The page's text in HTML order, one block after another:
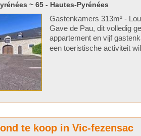
~ 65 - Hautes-Pyrénées
Gastenkamers 313m² -
Gave de Pau, dit volledig
appartement en vijf
een toeristische activiteit
te koop in Vic-fezensac